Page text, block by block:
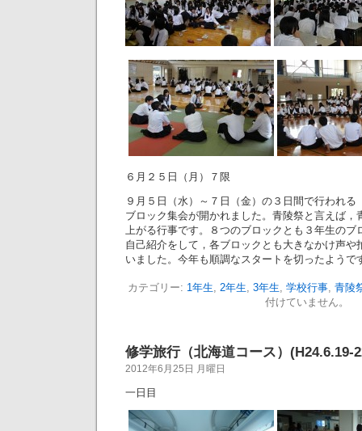
６月２５日（月）７限
９月５日（水）～７日（金）の３日間で行われる
ブロック集会が開かれました。青陵祭と言えば，
上がる行事です。８つのブロックとも３年生のブ
自己紹介をして，各ブロックとも大きなかけ声や
いました。今年も順調なスタートを切ったようで
カテゴリー: 1年生, 2年生, 3年生, 学校行事, 青陵
付けていません。
修学旅行（北海道コース）(H24.6.19-
2012年6月25日 月曜日
一日目